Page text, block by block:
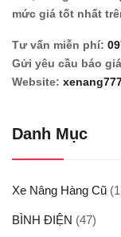
mức giá tốt nhất
Tư vấn miễn phí:
Gửi yêu cầu báo
Website:
Danh Mục
Xe Nâng Hàng Cũ
BÌNH ĐIỆN (47)